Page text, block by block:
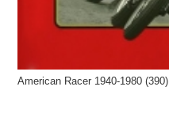
American Racer 1940-1980 (390)